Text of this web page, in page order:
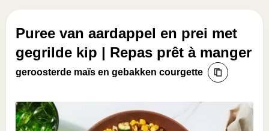
Puree van aardappel en prei met
gegrilde kip | Repas prêt à manger
geroosterde maïs en gebakken courgette